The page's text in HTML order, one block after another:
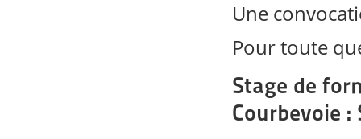
Une
Pour toute
Stage de
Courbevoie